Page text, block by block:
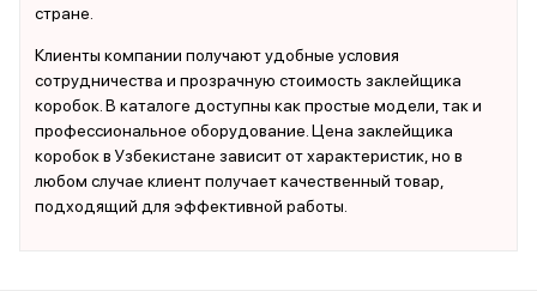
стране.
Клиенты компании получают удобные условия
сотрудничества и прозрачную стоимость заклейщика
коробок. В каталоге доступны как простые модели, так и
профессиональное оборудование. Цена заклейщика
коробок в Узбекистане зависит от характеристик, но в
любом случае клиент получает качественный товар,
подходящий для эффективной работы.